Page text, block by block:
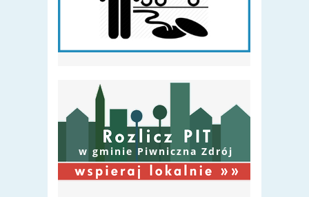
w gminie Piwniczna Zdrój